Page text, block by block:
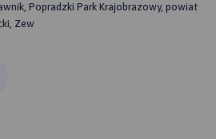
Popradzki Park Krajobrazowy, powiat
Zew